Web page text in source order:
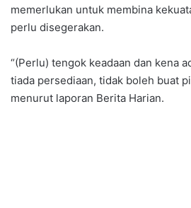
memerlukan untuk membina
perlu disegerakan.
“(Perlu) tengok keadaan dan kena
tiada persediaan, tidak boleh buat
menurut laporan Berita Harian.